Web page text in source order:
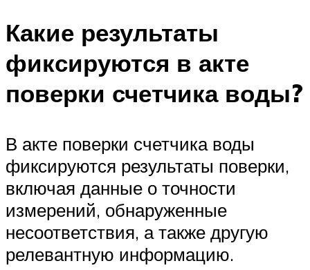
Какие результаты
фиксируются в акте
поверки счетчика воды?
В акте поверки счетчика воды
фиксируются результаты поверки,
включая данные о точности
измерений, обнаруженные
несоответствия, а также другую
релевантную информацию.